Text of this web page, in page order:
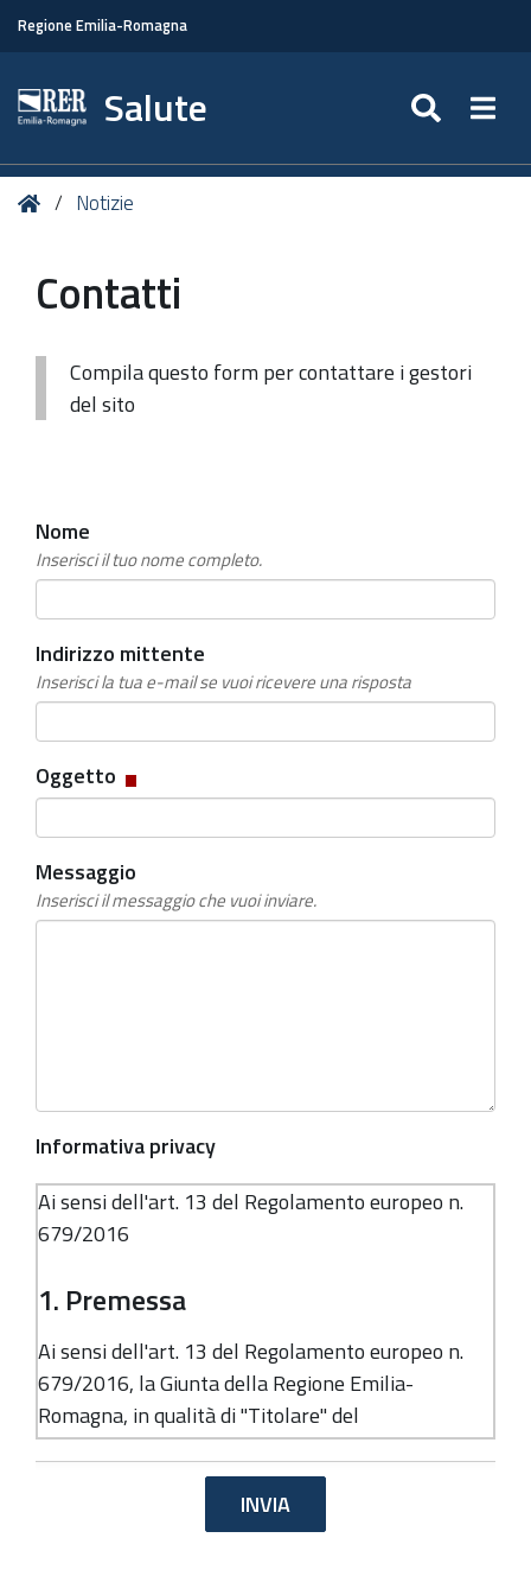
Regione Emilia-Romagna
Salute
Tu HomeNotizie
Contatti
Compila questo form per contattare i gestori
del sito
Nome
Inserisci il tuo nome completo.
Indirizzo mittente
Inserisci la tua e-mail se vuoi ricevere una risposta
Oggetto Campo
obbligatorio
Messaggio
Inserisci il messaggio che vuoi inviare.
Informativa privacy
Ai sensi dell'art. 13 del Regolamento europeo n.
679/2016
1. Premessa
Ai sensi dell'art. 13 del Regolamento europeo n.
679/2016, la Giunta della Regione Emilia-
Romagna, in qualità di "Titolare" del
trattamento, è tenuta a fornirle informazioni in
merito all'utilizzo dei suoi dati personali.
2. Identità e dati di contatto del